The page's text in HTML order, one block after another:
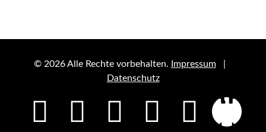
© 2026 Alle Rechte vorbehalten. Impressum|
Datenschutz